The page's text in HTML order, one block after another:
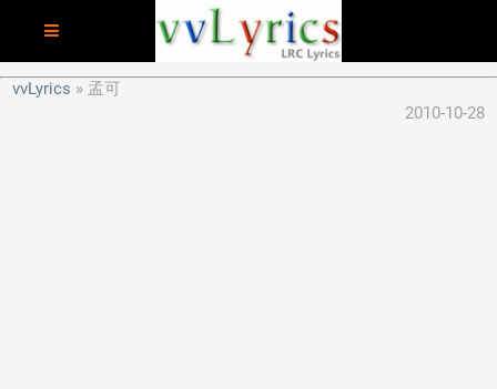
vvLyrics
孟可
2010-10-28